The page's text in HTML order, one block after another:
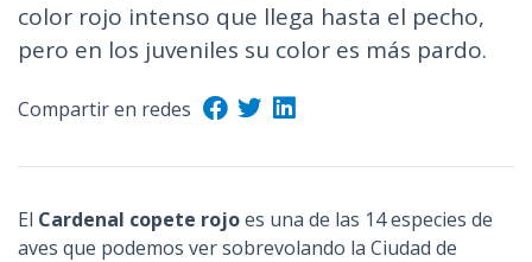
color rojo intenso que llega hasta el pecho,
pero en los juveniles su color es más pardo.
Compartir en redes
El Cardenal copete rojoes una de las 14 especies de
aves que podemos ver sobrevolando la Ciudad de